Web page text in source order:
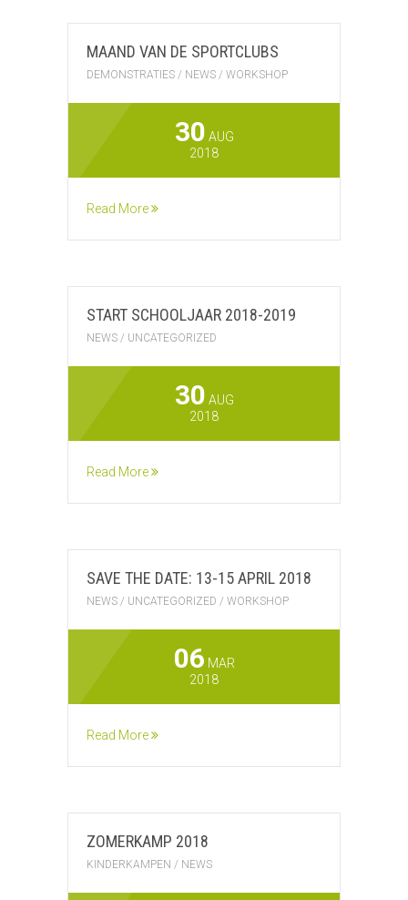
MAAND VAN DE SPORTCLUBS
DEMONSTRATIES / NEWS / WORKSHOP
30 AUG
2018
Read More
START SCHOOLJAAR 2018-2019
NEWS / UNCATEGORIZED
30 AUG
2018
Read More
SAVE THE DATE: 13-15 APRIL 2018
NEWS / UNCATEGORIZED / WORKSHOP
06 MAR
2018
Read More
ZOMERKAMP 2018
KINDERKAMPEN / NEWS